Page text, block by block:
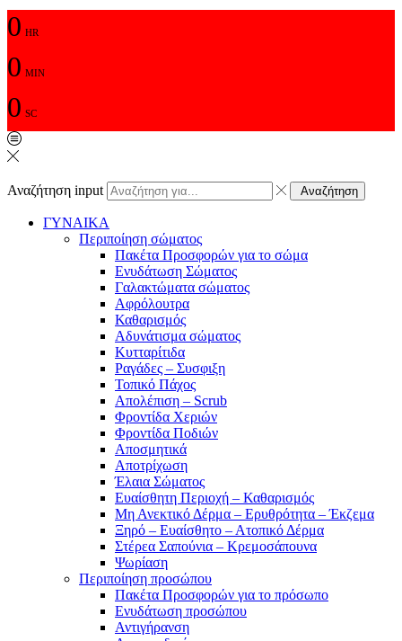
0 HR
0 MIN
0 SC
Αναζήτηση input Αναζήτηση
ΓΥΝΑΙΚΑ
Περιποίηση σώματος
Πακέτα Προσφορών για το σώμα
Ενυδάτωση Σώματος
Γαλακτώματα σώματος
Αφρόλουτρα
Καθαρισμός
Αδυνάτισμα σώματος
Κυτταρίτιδα
Ραγάδες – Συσφιξη
Τοπικό Πάχος
Απολέπιση – Scrub
Φροντίδα Χεριών
Φροντίδα Ποδιών
Αποσμητικά
Αποτρίχωση
Έλαια Σώματος
Ευαίσθητη Περιοχή – Καθαρισμός
Μη Ανεκτικό Δέρμα – Ερυθρότητα – Έκζεμα
Ξηρό – Ευαίσθητο – Ατοπικό Δέρμα
Στέρεα Σαπούνια – Κρεμοσάπουνα
Ψωρίαση
Περιποίηση προσώπου
Πακέτα Προσφορών για το πρόσωπο
Ενυδάτωση προσώπου
Αντιγήρανση